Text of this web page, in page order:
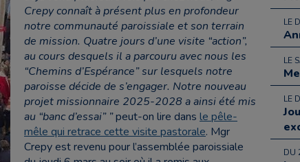
Crepy connaît à présent plus en profondeur
notre communauté paroissiale et son terrain
de mission. Quatre jours d’une visite “action”,
au cours desquels il a parcouru avec nous les
“Chemins d’Espérance” sur lesquels notre
paroisse décide de s’engager. Notre nouveau
projet missionnaire 2025-2028 a ainsi été mis
au “banc d’essai” ”peut-on lire dans le pêle-
mêle qui retrace cette visite pastorale. Mgr
Crepy est revenu pour l’assemblée paroissiale
LE
LE
LE
DU